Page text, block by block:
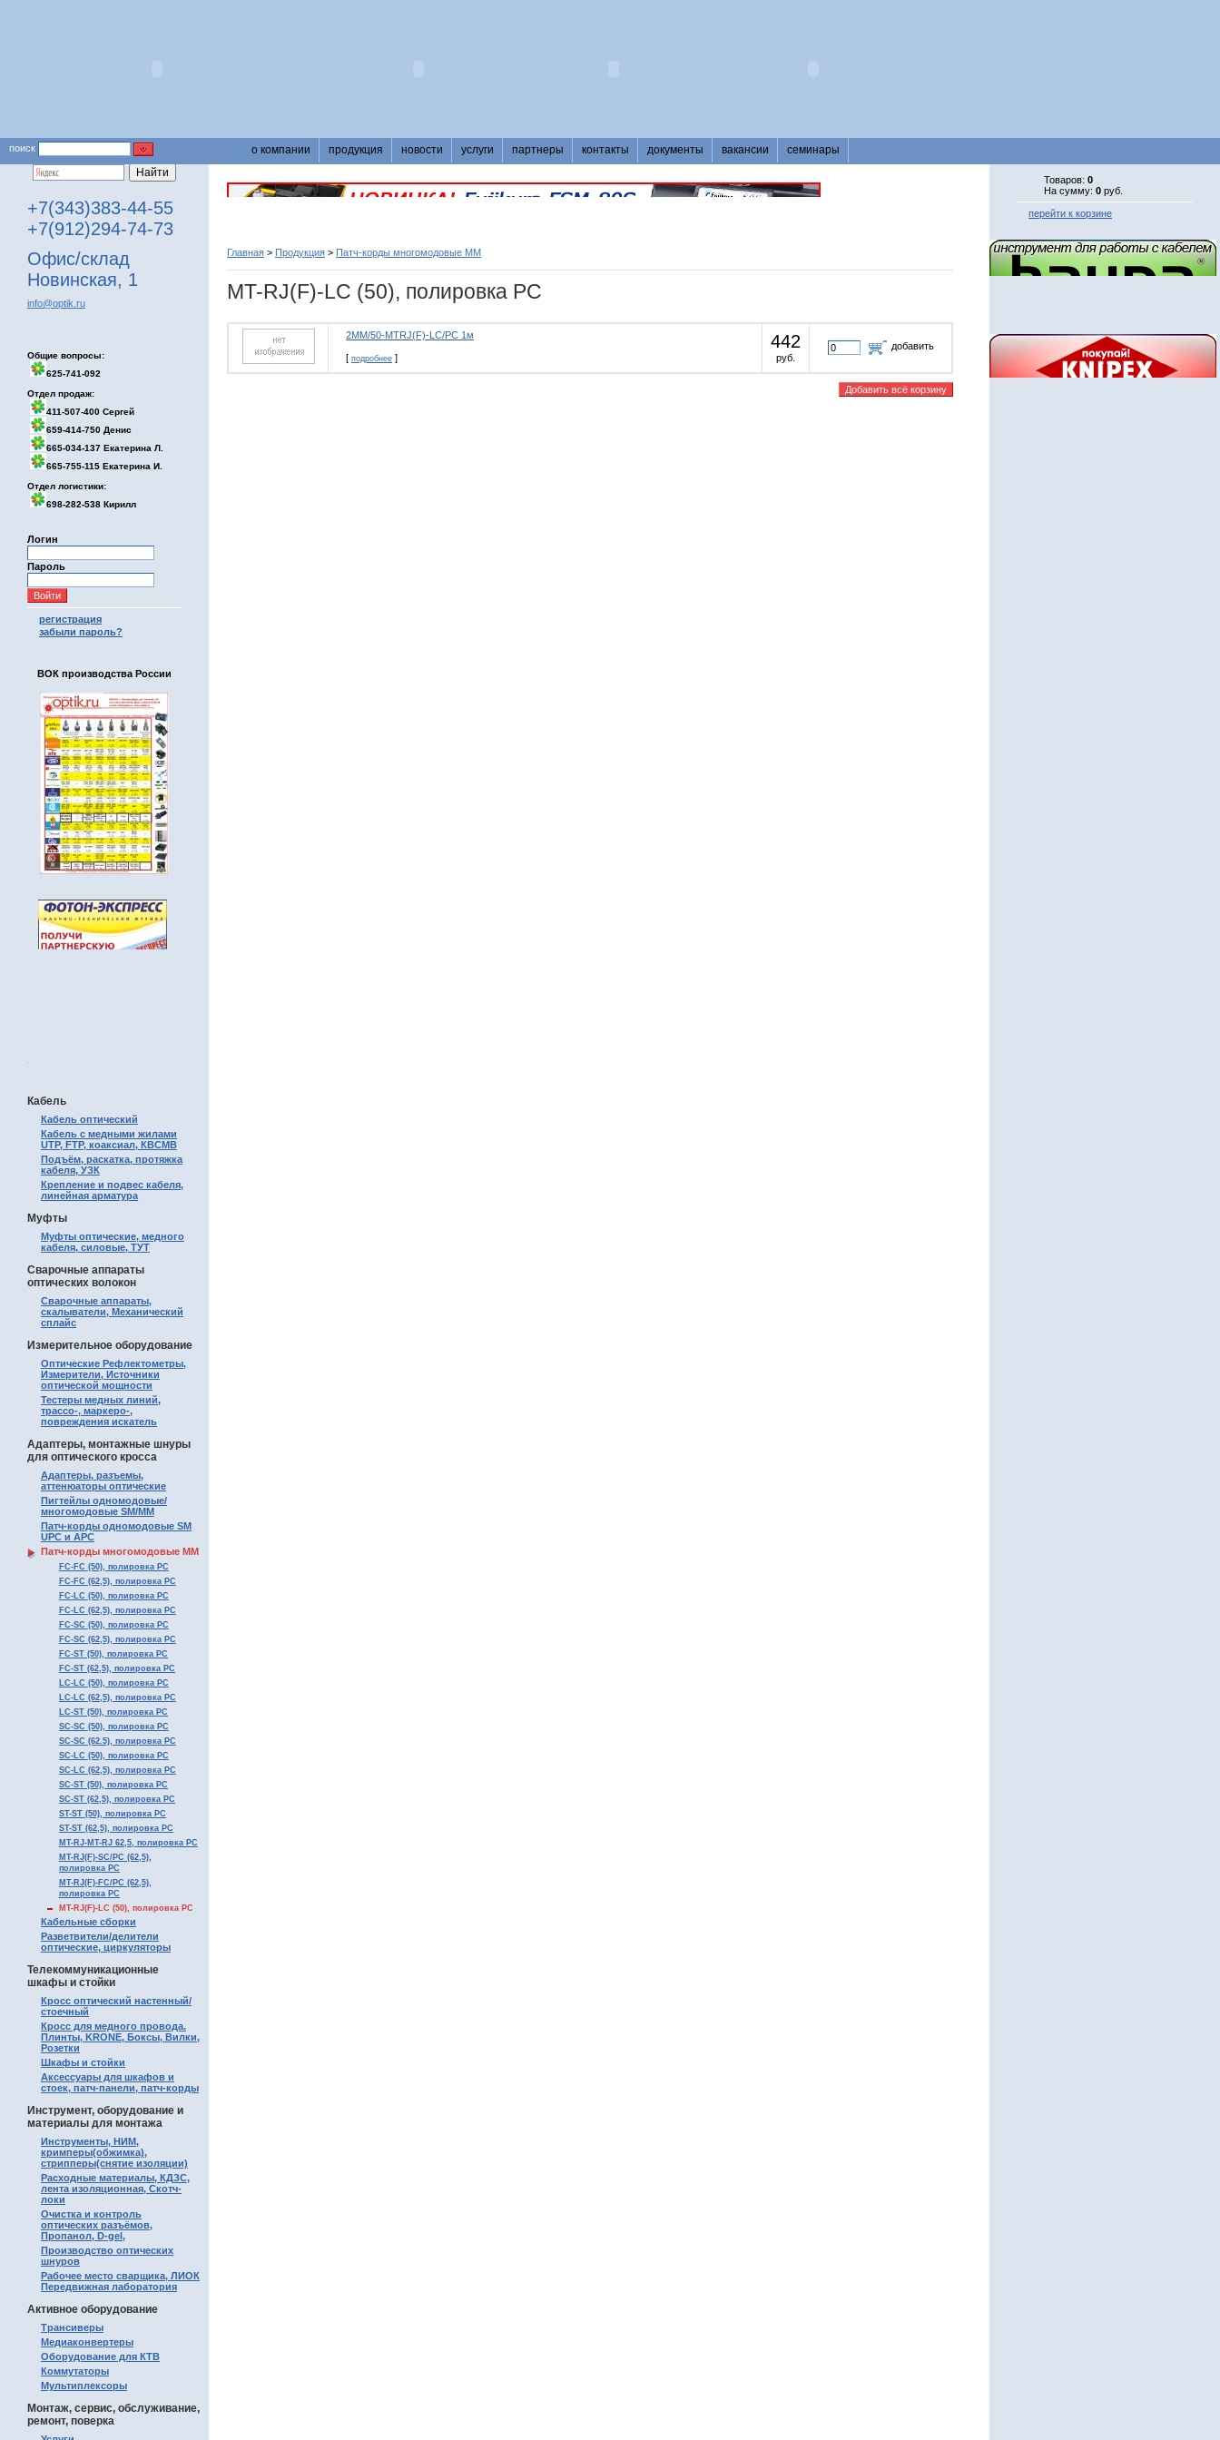
поиск о компании продукция новости услуги партнеры контакты документы вакансии семинары
+7(343)383-44-55
+7(912)294-74-73
Офис/склад
Новинская, 1
info@optik.ru
Общие вопросы:
625-741-092
Отдел продаж:
411-507-400 Сергей
659-414-750 Денис
665-034-137 Екатерина Л.
665-755-115 Екатерина И.
Отдел логистики:
698-282-538 Кирилл
Логин
Пароль
регистрация
забыли пароль?
ВОК производства России
.
Кабель
Кабель оптический
Кабель с медными жилами
UTP, FTP, коаксиал, КВСМВ
Подъём, раскатка, протяжка
кабеля, УЗК
Крепление и подвес кабеля,
линейная арматура
Муфты
Муфты оптические, медного
кабеля, силовые, ТУТ
Сварочные аппараты
оптических волокон
Сварочные аппараты,
скалыватели, Механический
сплайс
Измерительное оборудование
Оптические Рефлектометры,
Измерители, Источники
оптической мощности
Тестеры медных линий,
трассо-, маркеро-,
повреждения искатель
Адаптеры, монтажные шнуры
для оптического кросса
Адаптеры, разъемы,
аттенюаторы оптические
Пигтейлы одномодовые/
многомодовые SM/MM
Патч-корды одномодовые SM
UPC и APC
Патч-корды многомодовые MM
FC-FC (50), полировка PC
FC-FC (62,5), полировка PC
FC-LC (50), полировка PC
FC-LC (62,5), полировка PC
FC-SC (50), полировка PC
FC-SC (62,5), полировка PC
FC-ST (50), полировка PC
FC-ST (62,5), полировка PC
LC-LC (50), полировка PC
LC-LC (62,5), полировка PC
LC-ST (50), полировка PC
SC-SC (50), полировка PC
SC-SC (62.5), полировка PC
SC-LC (50), полировка PC
SC-LC (62,5), полировка PC
SC-ST (50), полировка PC
SC-ST (62,5), полировка PC
ST-ST (50), полировка PC
ST-ST (62,5), полировка PC
MT-RJ-MT-RJ 62,5, полировка PC
MT-RJ(F)-SC/PC (62,5),
полировка PC
MT-RJ(F)-FC/PC (62,5),
полировка PC
MT-RJ(F)-LC (50), полировка PC
Кабельные сборки
Разветвители/делители
оптические, циркуляторы
Телекоммуникационные
шкафы и стойки
Кросс оптический настенный/
стоечный
Кросс для медного провода.
Плинты, KRONE, Боксы, Вилки,
Розетки
Шкафы и стойки
Аксессуары для шкафов и
стоек, патч-панели, патч-корды
Инструмент, оборудование и
материалы для монтажа
Инструменты, НИМ,
кримперы(обжимка),
стрипперы(снятие изоляции)
Расходные материалы, КДЗС,
лента изоляционная, Скотч-
локи
Очистка и контроль
оптических разъёмов,
Пропанол, D-gel,
Производство оптических
шнуров
Рабочее место сварщика, ЛИОК
Передвижная лаборатория
Активное оборудование
Трансиверы
Медиаконвертеры
Оборудование для КТВ
Коммутаторы
Мультиплексоры
Монтаж, сервис, обслуживание,
ремонт, поверка
Главная > Продукция > Патч-корды многомодовые MM
MT-RJ(F)-LC (50), полировка PC
2MM/50-MTRJ(F)-LC/PC 1м
[ подробнее ]
442
руб.
добавить
Товаров: 0
На сумму: 0 руб.
перейти к корзине